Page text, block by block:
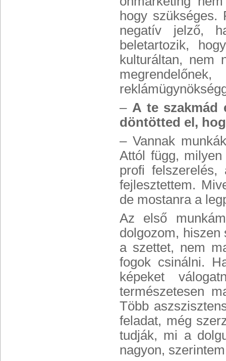
hogy
negatív jelző,
beletartozik,
kulturáltan, nem
– A te szakmád
döntötted el,
– Vannak
Attól függ,
profi
fejlesztettem.
de mostanra a
Az első
dolgozom, hiszen
a szettet, nem
fogok csinálni.
képeket
természetesen
Több
feladat, még
tudják, mi a
nagyon,